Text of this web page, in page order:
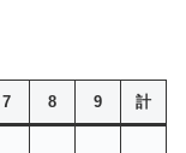
7 8 9 計